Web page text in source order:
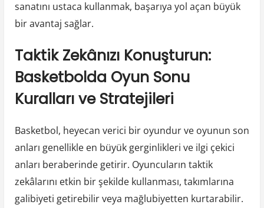
sanatını ustaca kullanmak, başarıya yol açan büyük
bir avantaj sağlar.
Taktik Zekânızı Konuşturun:
Basketbolda Oyun Sonu
Kuralları ve Stratejileri
Basketbol, heyecan verici bir oyundur ve oyunun son
anları genellikle en büyük gerginlikleri ve ilgi çekici
anları beraberinde getirir. Oyuncuların taktik
zekâlarını etkin bir şekilde kullanması, takımlarına
galibiyeti getirebilir veya mağlubiyetten kurtarabilir.